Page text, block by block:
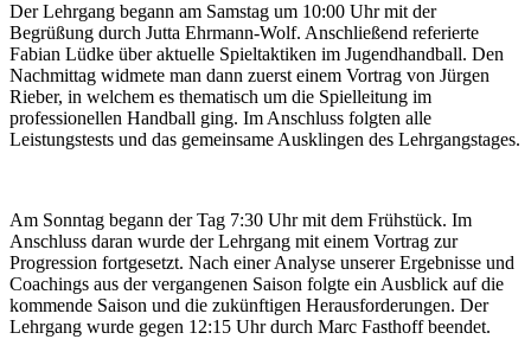
Der Lehrgang begann am Samstag um 10:00 Uhr mit der
Begrüßung durch Jutta Ehrmann-Wolf. Anschließend referierte
Fabian Lüdke über aktuelle Spieltaktiken im Jugendhandball. Den
Nachmittag widmete man dann zuerst einem Vortrag von Jürgen
Rieber, in welchem es thematisch um die Spielleitung im
professionellen Handball ging. Im Anschluss folgten alle
Leistungstests und das gemeinsame Ausklingen des Lehrgangstages.
Am Sonntag begann der Tag 7:30 Uhr mit dem Frühstück. Im
Anschluss daran wurde der Lehrgang mit einem Vortrag zur
Progression fortgesetzt. Nach einer Analyse unserer Ergebnisse und
Coachings aus der vergangenen Saison folgte ein Ausblick auf die
kommende Saison und die zukünftigen Herausforderungen. Der
Lehrgang wurde gegen 12:15 Uhr durch Marc Fasthoff beendet.